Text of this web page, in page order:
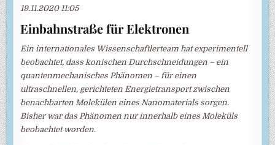
19.11.2020 11:05
Einbahnstraße für Elektronen
Ein internationales Wissenschaftlerteam hat experimentell
beobachtet, dass konischen Durchschneidungen – ein
quantenmechanisches Phänomen – für einen
ultraschnellen, gerichteten Energietransport zwischen
benachbarten Molekülen eines Nanomaterials sorgen.
Bisher war das Phänomen nur innerhalb eines Moleküls
beobachtet worden.